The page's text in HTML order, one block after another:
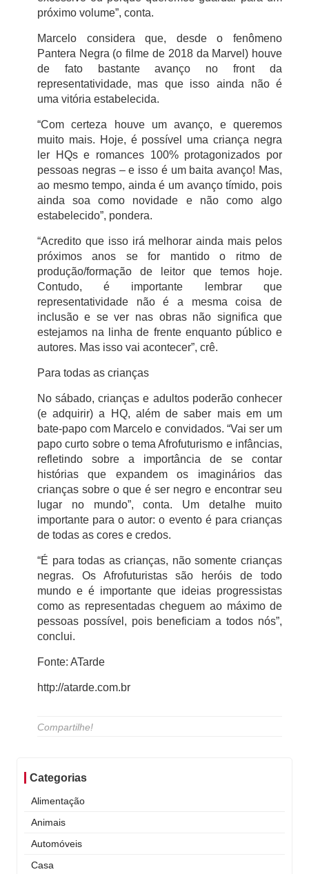
próximo volume”, conta.
Marcelo considera que, desde o fenômeno
Pantera Negra (o filme de 2018 da Marvel) houve
de fato bastante avanço no front da
representatividade, mas que isso ainda não é
uma vitória estabelecida.
“Com certeza houve um avanço, e queremos
muito mais. Hoje, é possível uma criança negra
ler HQs e romances 100% protagonizados por
pessoas negras – e isso é um baita avanço! Mas,
ao mesmo tempo, ainda é um avanço tímido, pois
ainda soa como novidade e não como algo
estabelecido”, pondera.
“Acredito que isso irá melhorar ainda mais pelos
próximos anos se for mantido o ritmo de
produção/formação de leitor que temos hoje.
Contudo, é importante lembrar que
representatividade não é a mesma coisa de
inclusão e se ver nas obras não significa que
estejamos na linha de frente enquanto público e
autores. Mas isso vai acontecer”, crê.
Para todas as crianças
No sábado, crianças e adultos poderão conhecer
(e adquirir) a HQ, além de saber mais em um
bate-papo com Marcelo e convidados. “Vai ser um
papo curto sobre o tema Afrofuturismo e infâncias,
refletindo sobre a importância de se contar
histórias que expandem os imaginários das
crianças sobre o que é ser negro e encontrar seu
lugar no mundo”, conta. Um detalhe muito
importante para o autor: o evento é para crianças
de todas as cores e credos.
“É para todas as crianças, não somente crianças
negras. Os Afrofuturistas são heróis de todo
mundo e é importante que ideias progressistas
como as representadas cheguem ao máximo de
pessoas possível, pois beneficiam a todos nós”,
conclui.
Fonte: ATarde
http://atarde.com.br
Compartilhe!
Categorias
Alimentação
Animais
Automóveis
Casa